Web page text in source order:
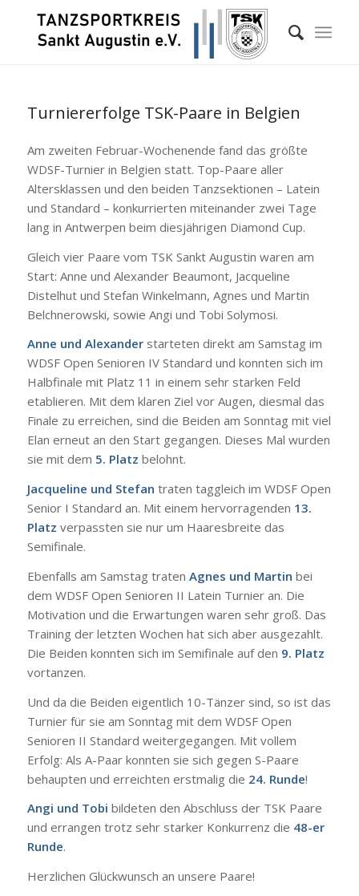
Turniererfolge TSK-Paare in Belgien
Am zweiten Februar-Wochenende fand das größte
WDSF-Turnier in Belgien statt. Top-Paare aller
Altersklassen und den beiden Tanzsektionen – Latein
und Standard – konkurrierten miteinander zwei Tage
lang in Antwerpen beim diesjährigen Diamond Cup.
Gleich vier Paare vom TSK Sankt Augustin waren am
Start: Anne und Alexander Beaumont, Jacqueline
Distelhut und Stefan Winkelmann, Agnes und Martin
Belchnerowski, sowie Angi und Tobi Solymosi.
Anne und Alexanderstarteten direkt am Samstag im
WDSF Open Senioren IV Standard und konnten sich im
Halbfinale mit Platz 11 in einem sehr starken Feld
etablieren. Mit dem klaren Ziel vor Augen, diesmal das
Finale zu erreichen, sind die Beiden am Sonntag mit viel
Elan erneut an den Start gegangen. Dieses Mal wurden
sie mit dem 5. Platz belohnt.
Jacqueline und Stefan traten taggleich im WDSF Open
Senior I Standard an. Mit einem hervorragenden 13.
Platz verpassten sie nur um Haaresbreite das
Semifinale.
Ebenfalls am Samstag traten Agnes und Martin bei
dem WDSF Open Senioren II Latein Turnier an. Die
Motivation und die Erwartungen waren sehr groß. Das
Training der letzten Wochen hat sich aber ausgezahlt.
Die Beiden konnten sich im Semifinale auf den 9. Platz
vortanzen.
Und da die Beiden eigentlich 10-Tänzer sind, so ist das
Turnier für sie am Sonntag mit dem WDSF Open
Senioren II Standard weitergegangen. Mit vollem
Erfolg: Als A-Paar konnten sie sich gegen S-Paare
behaupten und erreichten erstmalig die 24. Runde!
Angi und Tobi bildeten den Abschluss der TSK Paare
und errangen trotz sehr starker Konkurrenz die 48-er
Runde.
Herzlichen Glückwunsch an unsere Paare!